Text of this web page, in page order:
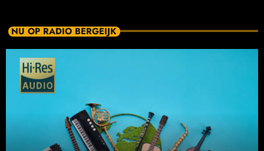
NU OP RADIO BERGEIJK